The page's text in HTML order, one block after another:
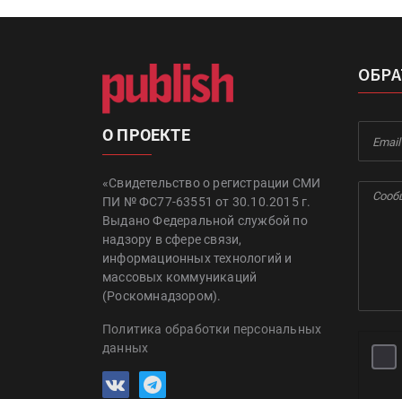
О ПРОЕКТЕ
«Свидетельство о регистрации СМИ
ПИ № ФС77-63551 от 30.10.2015 г.
Выдано Федеральной службой по
надзору в сфере связи,
информационных технологий и
массовых коммуникаций
(Роскомнадзором).
Политика обработки персональных
данных